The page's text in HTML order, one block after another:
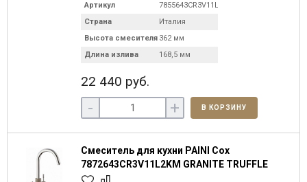
Артикул
7855643CR3V11L2KM
Страна
Италия
Высота смесителя 362 мм
Длина излива
168,5 мм
22 440 руб.
- + В КОРЗИНУ
Смеситель для кухни PAINI Cox
7872643CR3V11L2KM GRANITE TRUFFLE